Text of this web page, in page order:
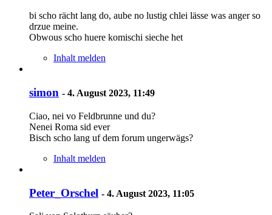
bi scho rächt lang do, aube no lustig chlei lässe was anger so
drzue meine.
Obwous scho huere komischi sieche het
Inhalt melden
simon - 4. August 2023, 11:49
Ciao, nei vo Feldbrunne und du?
Nenei Roma sid ever
Bisch scho lang uf dem forum ungerwägs?
Inhalt melden
Peter_Orschel - 4. August 2023, 11:05